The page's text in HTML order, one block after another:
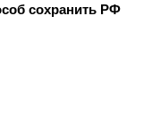
сохранить РФ